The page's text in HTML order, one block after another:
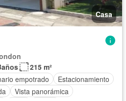
Casa
215 m²
empotrado
Estacionamiento
Vista panorámica